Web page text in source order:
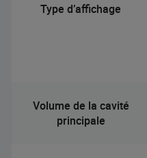
Type d’affichage
Volume de la cavité
principale